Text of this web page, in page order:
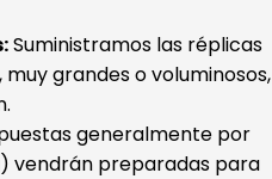
Suministramos las réplicas
grandes o voluminosos,
generalmente por
vendrán preparadas para